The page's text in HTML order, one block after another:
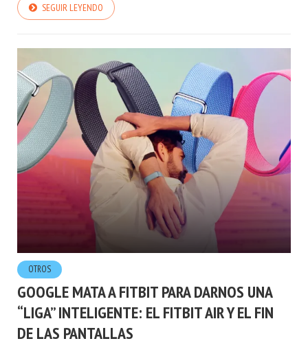
SEGUIR LEYENDO
OTROS
GOOGLE MATA A FITBIT PARA DARNOS UNA
“LIGA” INTELIGENTE: EL FITBIT AIR Y EL FIN
DE LAS PANTALLAS